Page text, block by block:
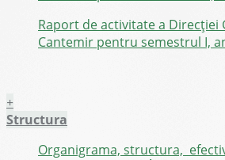
Raport de activitate a Direcției
Cantemir pentru semestrul I,
+
Structura
Organigrama, structura,